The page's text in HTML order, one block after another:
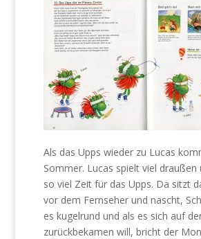
Als das Upps wieder zu Lucas
Sommer. Lucas spielt viel draußen
so viel Zeit für das Upps. Da sitzt
vor dem Fernseher und nascht,
es kugelrund und als es sich auf
zurückbekamen will, bricht der